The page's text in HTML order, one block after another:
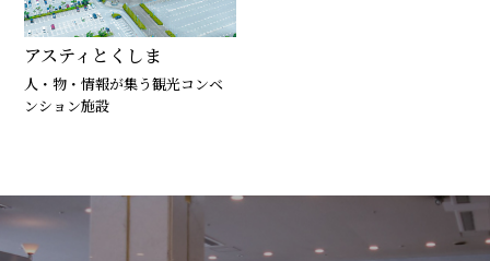
アスティとくしま
人・物・情報が集う観光コンベ
ンション施設